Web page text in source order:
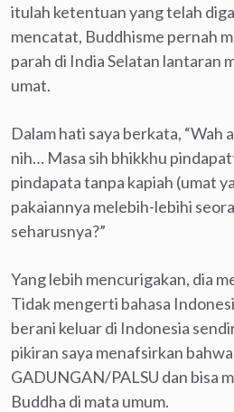
itulah ketentuan yang telah
mencatat, Buddhisme pernah
parah di India Selatan lantaran
umat.
Dalam hati saya berkata, “Wah
nih… Masa sih bhikkhu
pindapata tanpa kapiah (umat
pakaiannya melebih-lebihi
seharusnya?”
Yang lebih mencurigakan, dia
Tidak mengerti bahasa
berani keluar di Indonesia
pikiran saya menafsirkan
GADUNGAN/PALSU dan bisa
Buddha di mata umum.